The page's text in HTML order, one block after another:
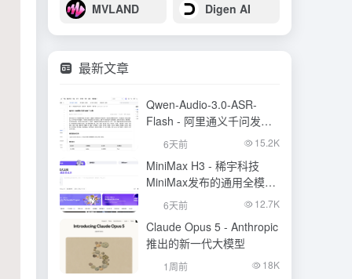
MVLAND Digen AI
最新文章
Qwen-Audio-3.0-ASR-
Flash - 阿里通义千问发布
的语音识别大模型
6天前 15.2K
MiniMax H3 - 稀宇科技
MiniMax发布的通用全模态
生成模型
6天前 12.7K
Claude Opus 5 - Anthropic
推出的新一代大模型
1周前 18K